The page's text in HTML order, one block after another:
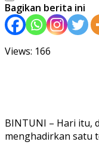
Bagikan berita ini
Views: 166
BINTUNI – Hari itu,
menghadirkan satu